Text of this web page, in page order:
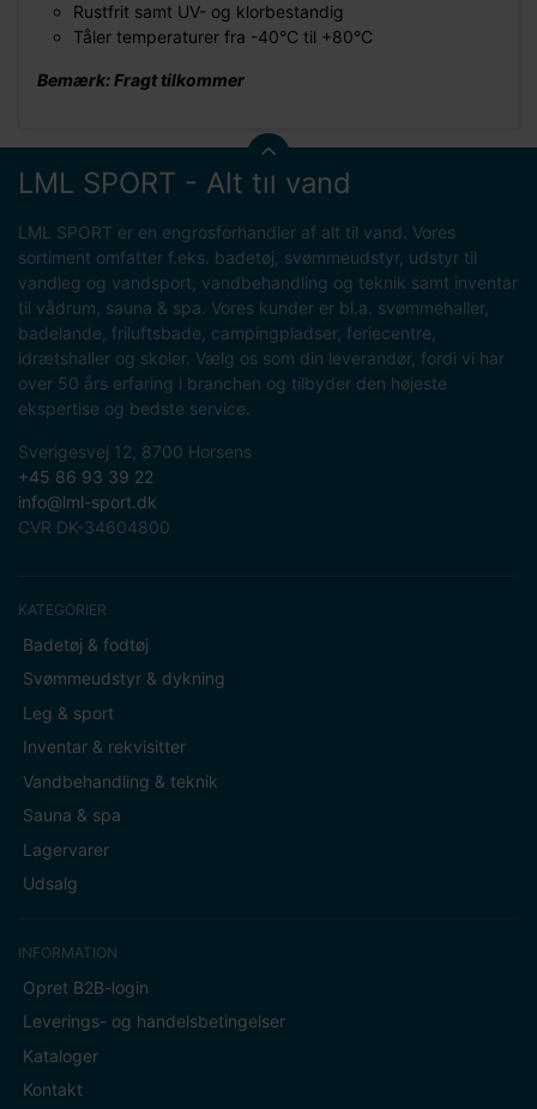
Rustfrit samt UV- og klorbestandig
Tåler temperaturer fra -40°C til +80°C
Bemærk: Fragt tilkommer
LML SPORT - Alt til vand
LML SPORT er en engrosforhandler af alt til vand. Vores
sortiment omfatter f.eks. badetøj, svømmeudstyr, udstyr til
vandleg og vandsport, vandbehandling og teknik samt inventar
til vådrum, sauna & spa. Vores kunder er bl.a. svømmehaller,
badelande, friluftsbade, campingpladser, feriecentre,
idrætshaller og skoler. Vælg os som din leverandør, fordi vi har
over 50 års erfaring i branchen og tilbyder den højeste
ekspertise og bedste service.
Sverigesvej 12, 8700 Horsens
+45 86 93 39 22
info@lml-sport.dk
CVR DK-34604800
KATEGORIER
Badetøj & fodtøj
Svømmeudstyr & dykning
Leg & sport
Inventar & rekvisitter
Vandbehandling & teknik
Sauna & spa
Lagervarer
Udsalg
INFORMATION
Opret B2B-login
Leverings- og handelsbetingelser
Kataloger
Kontakt